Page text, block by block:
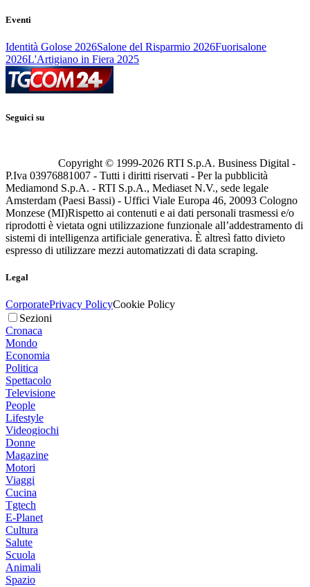
Eventi
Identità Golose 2026Salone del Risparmio 2026Fuorisalone
2026L'Artigiano in Fiera 2025
Seguici su
Copyright © 1999-2026 RTI S.p.A. Business Digital -
P.Iva 03976881007 - Tutti i diritti riservati - Per la pubblicità
Mediamond S.p.A. - RTI S.p.A., Mediaset N.V., sede legale
Amsterdam (Paesi Bassi) - Uffici Viale Europa 46, 20093 Cologno
Monzese (MI)Rispetto ai contenuti e ai dati personali trasmessi e/o
riprodotti è vietata ogni utilizzazione funzionale all’addestramento di
sistemi di intelligenza artificiale generativa. È altresì fatto divieto
espresso di utilizzare mezzi automatizzati di data scraping.
Legal
CorporatePrivacy PolicyCookie Policy
Sezioni
Cronaca
Mondo
Economia
Politica
Spettacolo
Televisione
People
Lifestyle
Videogiochi
Donne
Magazine
Motori
Viaggi
Cucina
Tgtech
E-Planet
Cultura
Salute
Scuola
Animali
Spazio